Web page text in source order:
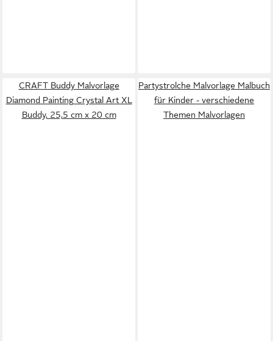
CRAFT Buddy Malvorlage
Diamond Painting Crystal Art XL
Buddy, 25,5 cm x 20 cm
Partystrolche Malvorlage Malbuch
für Kinder - verschiedene
Themen Malvorlagen